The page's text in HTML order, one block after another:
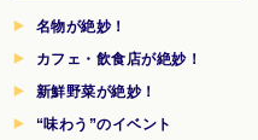
名物が絶妙！
カフェ・飲食店が絶妙！
新鮮野菜が絶妙！
“味わう”のイベント